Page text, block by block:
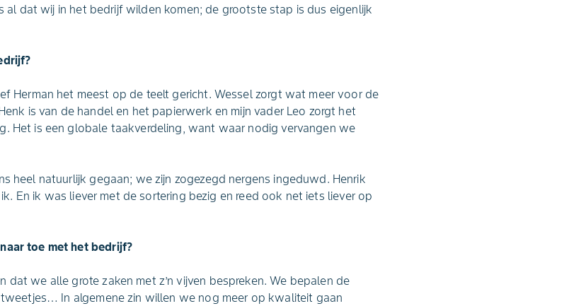
al dat wij in het bedrijf wilden komen; de grootste stap is dus eigenlijk
Herman het meest op de teelt gericht. Wessel zorgt wat meer voor de
is van de handel en het papierwerk en mijn vader Leo zorgt het
Het is een globale taakverdeling, want waar nodig vervangen we
heel natuurlijk gegaan; we zijn zogezegd nergens ingeduwd. Henrik
En ik was liever met de sortering bezig en reed ook net iets liever op
toe met het bedrijf?
dat we alle grote zaken met z’n vijven bespreken. We bepalen de
tweetjes… In algemene zin willen we nog meer op kwaliteit gaan